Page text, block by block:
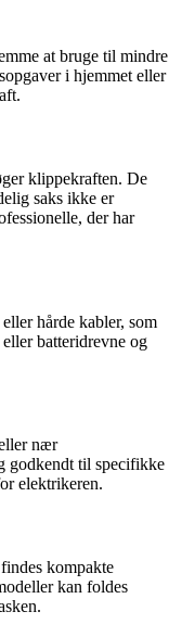
at bruge til mindre
i hjemmet eller
klippekraften. De
saks ikke er
der har
hårde kabler, som
batteridrevne og
nær
godkendt til specifikke
elektrikeren.
kompakte
kan foldes